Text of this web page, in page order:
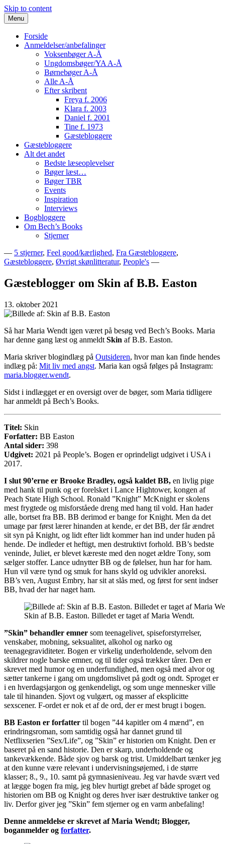
Skip to content
Menu
Forside
Anmeldelser/anbefalinger
Voksenbøger A-Å
Ungdomsbøger/YA A-Å
Børnebøger A-Å
Alle A-Å
Efter skribent
Freya f. 2006
Klara f. 2003
Daniel f. 2001
Tine f. 1973
Gæstebloggere
Gæstebloggere
Alt det andet
Bedste læseoplevelser
Bøger læst…
Bøger TBR
Events
Inspiration
Interviews
Bogbloggere
Om Bech’s Books
Stjerner
Bech's Books
Bogblog – Vi ♥ Bøger
— 5 stjerner, Feel good/kærlighed, Fra Gæstebloggere,
Gæstebloggere, Øvrigt skønlitteratur, People's —
Gæsteblogger om Skin af B.B. Easton
13. oktober 2021
Så har Maria Wendt igen været på besøg ved Bech’s Books. Maria
har denne gang læst og anmeldt Skin af B.B. Easton.
Maria skriver blogindlæg på Outsideren, hvor man kan finde hendes
indlæg på: Mit liv med angst. Maria kan også følges på Instagram:
maria.blogger.wendt.
Sidst i indlægget er en oversigt over de bøger, som Maria tidligere
har anmeldt på Bech’s Books.
Titel: Skin
Forfatter: BB Easton
Antal sider: 398
Udgivet: 2021 på People’s. Bogen er oprindeligt udgivet i USA i
2017.
I slut 90’erne er Brooke Bradley, også kaldet BB, en livlig pige
med hank til punk og er forelsket i Lance Hightower, kongen af
Peach State High School. Ronald ”Knight” McKnight er skolens
mest frygtede og misforståede dreng med hang til vold. Han hader
alle, bortset fra BB. BB derimod er bange for Knight. Men da det
umage par først lærer hinanden at kende, er det BB, der får ændret
sit syn på Knight, og lidt efter lidt kommer han ind under huden på
hende. De indleder et heftigt, men destruktivt forhold. BB’s bedste
veninde, Juliet, er blevet kæreste med den noget ældre Tony, som
sælger stoffer. Lance udnytter BB og de følelser, hun har for ham.
Hun vil være tynd og smuk for hans skyld og udvikler anoreksi.
BB’s ven, August Embry, har sit at slås med, og først for sent indser
BB, hvad der har naget ham.
Skin af B.B. Easton. Billedet er taget af Maria Wendt.
”Skin” behandler emner som teenagelivet, spiseforstyrrelser,
venskaber, mobning, seksualitet, alkohol og narko og
teenagegraviditeter. Bogen er virkelig underholdende, selvom den
skildrer nogle barske emner, og til tider også trækker tårer. Den er
skrevet med humor og en underfundighed, men også med alvor og
sætter tankerne i gang om ungdomslivet på godt og ondt. Sproget er
i en hverdagsjargon og genkendeligt, og som unge mennesker ville
tale til hinanden. Sjovt og vulgært, og masser af eksplicitte
sexscener. F-ordet er nok et af de ord, der er mest brugt i bogen.
BB Easton er forfatter til bogen ”44 kapitler om 4 mænd”, en
erindringsroman, som samtidig også har dannet grund til
Netflixserien ”Sex/Life”, og ”Skin” er historien om Knight. Den er
baseret på en sand historie. Den er skarp, underholdende og
tankevækkende. Både sjov og barsk og trist. Umiddelbart tænker jeg
at den kunne være relevant i undervisningsøjemed, i de større
klasser; 8., 9., 10. samt på gymnasieniveau. Jeg var havde svært ved
at lægge bogen fra mig, jeg blev hurtigt grebet af både sproget og
historien om BB og Knight og deres hver især destruktive tanker og
liv. Derfor giver jeg ”Skin” fem stjerner og en varm anbefaling!
Denne anmeldelse er skrevet af Maria Wendt; Blogger,
boganmelder og forfatter.